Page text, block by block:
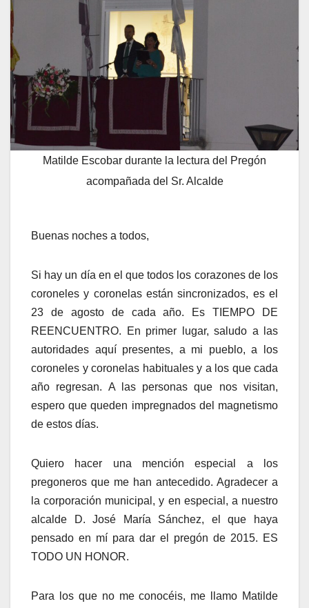
Matilde Escobar durante la lectura del Pregón
acompañada del Sr. Alcalde
Buenas noches a todos,
Si hay un día en el que todos los corazones de los
coroneles y coronelas están sincronizados, es el
23 de agosto de cada año. Es TIEMPO DE
REENCUENTRO. En primer lugar, saludo a las
autoridades aquí presentes, a mi pueblo, a los
coroneles y coronelas habituales y a los que cada
año regresan. A las personas que nos visitan,
espero que queden impregnados del magnetismo
de estos días.
Quiero hacer una mención especial a los
pregoneros que me han antecedido. Agradecer a
la corporación municipal, y en especial, a nuestro
alcalde D. José María Sánchez, el que haya
pensado en mí para dar el pregón de 2015. ES
TODO UN HONOR.
Para los que no me conocéis, me llamo Matilde